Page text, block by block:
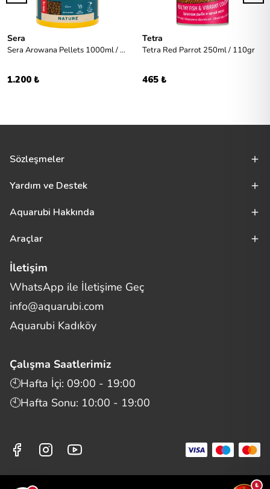
Sera
Sera Arowana Pellets 1000ml / 350gr
1.200 ₺
Tetra
Tetra Red Parrot 250ml / 110gr
465 ₺
Sözleşmeler
Yardım ve Destek
Aquarubi Hakkında
Araçlar
İletişim
WhatsApp ile İletişime Geç
info@aquarubi.com
Aquarubi Kadıköy
Çalışma Saatlerimiz
🕙Hafta İçi: 09:00 - 19:00
🕙Hafta Sonu: 10:00 - 19:00
Merhaba! Size nasıl yardımcı
olabilirim?
Bilgi
Müşteri Destek
₺